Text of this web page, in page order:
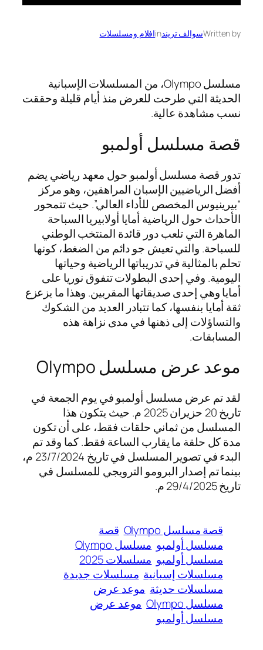
Written byسوالف تريندinافلام ومسلسلات
مسلسل Olympo، من المسلسلات الإسبانية
الحديثة التي طرحت للعرض منذ أيام قليلة وحققت
نسب مشاهدة عالية.
قصة مسلسل أولمبو
تدور قصة مسلسل أولمبو حول معهد رياضي يضم
أفضل الرياضيين الإسبان المراهقين، وهو مركز
“بيرينيوس المخصص للأداء العالي”. حيث تتمحور
الأحداث حول الرياضية أمايا أولابيريا السباحة
الماهرة التي تلعب دور قائدة المنتخب الوطني
للسباحة. والتي تعيش جو دائم من الضغط، كونها
تحلم بالمثالية في تدريباتها الرياضية وحياتها
اليومية. وفي إحدى البطولات تتفوق نوريا على
أمايا وهي إحدى صديقاتها المقربين. وهذا ما يزعزع
ثقة أمايا بنفسها، كما تتبادر العديد من الشكوك
والتساؤلات إلى ذهنها في مدى نزاهة هذه
المسابقات.
موعد عرض مسلسل Olympo
لقد تم عرض مسلسل أولمبو في يوم الجمعة في
تاريخ 20 حزيران 2025 م. حيث يتكون هذا
المسلسل من ثماني حلقات فقط، على أن تكون
مدة كل حلقة ما يقارب الساعة فقط. كما وقد تم
البدء في تصوير المسلسل في تاريخ 23/7/2024 م،
بينما تم إصدار البرومو الترويجي للمسلسل في
تاريخ 29/4/2025 م.
قصة مسلسل Olympo
قصة
مسلسل أولمبو مسلسل Olympo
مسلسل أولمبو مسلسلات 2025
مسلسلات إسبانية مسلسلات جديدة
مسلسلات حديثة موعد عرض
مسلسل Olympo
موعد عرض
مسلسل أولمبو